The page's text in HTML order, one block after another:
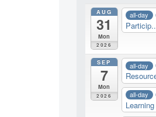
AUG
31
Mon
2026
all-day
SEP
7
Mon
2026
all-day
all-day